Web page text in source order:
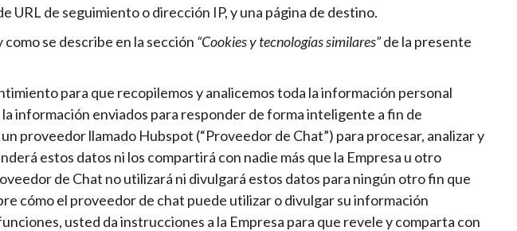
URL de seguimiento o dirección IP, y una página de destino.
se describe en la sección “Cookies y tecnologías similares”de la presente
para que recopilemos y analicemos toda la información personal
información enviados para responder de forma inteligente a fin de
proveedor llamado Hubspot (“Proveedor de Chat”) para procesar, analizar y
estos datos ni los compartirá con nadie más que la Empresa u otro
de Chat no utilizará ni divulgará estos datos para ningún otro fin que
cómo el proveedor de chat puede utilizar o divulgar su información
usted da instrucciones a la Empresa para que revele y comparta con